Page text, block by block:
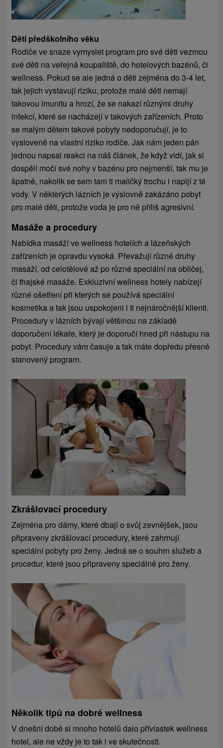
Děti předškolního věku
Rodiče ve snaze vymyslet program pro své děti vezmou
své děti na veřejná koupaliště, do hotelových bazénů, či
wellness. Pokud se ale jedná o děti zejména do 3-4 let,
tak jejich vystavují riziku, protože malé děti nemají
takovou imunitu a hrozí, že se nakazí různými druhy
infekcí, které se nacházejí v takových zařízeních. Proto
se malým dětem takové pobyty nedoporučují, je to
vysloveně na vlastní riziko rodiče. Jak nám jeden pán
jednou napsal reakci na náš článek, že když vidí, jak si
dospělí močí své nohy v bazénu pro nejmenší, tak mu je
špatně, nakolik se sem tam ti maličký trochu i napijí z té
vody. V některých lázních je výslovně zakázáno pobyt
pro malé děti, protože voda je pro ně příliš agresivní.
Masáže a procedury
Nabídka masáží ve wellness hotelích a lázeňských
zařízeních je opravdu vysoká. Převažují různé druhy
masáží, od celotělové až po různé speciální na obličej,
či thajské masáže. Exkluzivní wellness hotely nabízejí
různé ošetření při kterých se používá speciální
kosmetika a tak jsou uspokojeni i ti nejnáročnější klienti.
Procedury v lázních bývají většinou na základě
doporučení lékaře, který je doporučí hned při nástupu na
pobyt. Procedury vám časuje a tak máte dopředu přesně
stanovený program.
Zkrášlovací procedury
Zejména pro dámy, které dbají o svůj zevnějšek, jsou
připraveny zkrášlovací procedury, které zahrnují
speciální pobyty pro ženy. Jedná se o souhrn služeb a
procedur, které jsou připraveny speciálně pro ženy.
Několik tipů na dobré wellness
V dnešní době si mnoho hotelů dalo přívlastek wellness
hotel, ale ne vždy je to tak i ve skutečnosti.